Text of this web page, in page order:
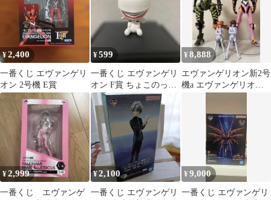
¥2,400
一番くじ エヴァンゲリ
オン 2号機 E賞
¥599
一番くじ エヴァンゲリ
オン F賞 ちょこのっこ
フィギュア 量産型 羽根
付き
¥8,888
エヴァンゲリオン新2号
機a エヴァンゲリオン
¥2,999
一番くじ エヴァンゲ
¥2,100
一番くじ エヴァンゲリ
¥9,000
一番くじ エヴァンゲリ